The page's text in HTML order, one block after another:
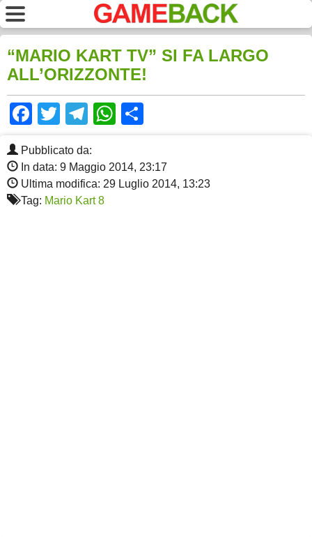
“MARIO KART TV” SI FA LARGO
ALL’ORIZZONTE!
Facebook
TwitterTelegram
WhatsApp
Pubblicato da:
In data: 9 Maggio 2014, 23:17
Ultima modifica: 29 Luglio 2014, 13:23
Tag: Mario Kart 8